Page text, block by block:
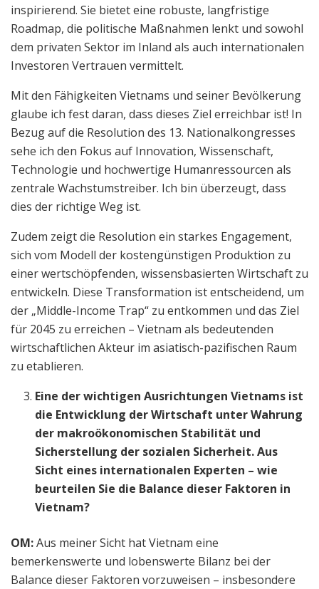
inspirierend. Sie bietet eine robuste, langfristige
Roadmap, die politische Maßnahmen lenkt und sowohl
dem privaten Sektor im Inland als auch internationalen
Investoren Vertrauen vermittelt.
Mit den Fähigkeiten Vietnams und seiner Bevölkerung
glaube ich fest daran, dass dieses Ziel erreichbar ist! In
Bezug auf die Resolution des 13. Nationalkongresses
sehe ich den Fokus auf Innovation, Wissenschaft,
Technologie und hochwertige Humanressourcen als
zentrale Wachstumstreiber. Ich bin überzeugt, dass
dies der richtige Weg ist.
Zudem zeigt die Resolution ein starkes Engagement,
sich vom Modell der kostengünstigen Produktion zu
einer wertschöpfenden, wissensbasierten Wirtschaft zu
entwickeln. Diese Transformation ist entscheidend, um
der „Middle-Income Trap“ zu entkommen und das Ziel
für 2045 zu erreichen – Vietnam als bedeutenden
wirtschaftlichen Akteur im asiatisch-pazifischen Raum
zu etablieren.
Eine der wichtigen Ausrichtungen Vietnams ist
die Entwicklung der Wirtschaft unter Wahrung
der makroökonomischen Stabilität und
Sicherstellung der sozialen Sicherheit. Aus
Sicht eines internationalen Experten – wie
beurteilen Sie die Balance dieser Faktoren in
Vietnam?
OM:Aus meiner Sicht hat Vietnam eine
bemerkenswerte und lobenswerte Bilanz bei der
Balance dieser Faktoren vorzuweisen – insbesondere